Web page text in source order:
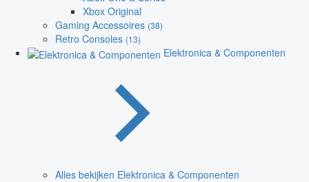
Xbox Original
Gaming Accessoires (38)
Retro Consoles (13)
Elektronica & Componenten
Alles bekijken Elektronica & Componenten